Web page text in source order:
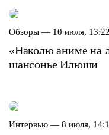
Обзоры — 10 июля, 13:22
«Наколю аниме на
шансонье Илюши
Интервью — 8 июля,